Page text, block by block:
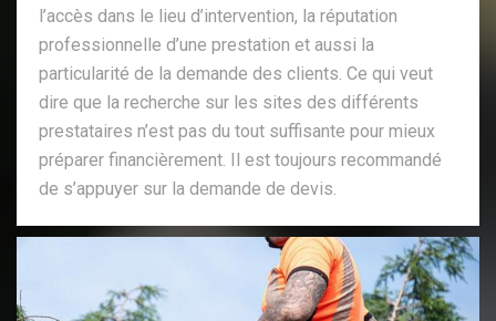
l’accès dans le lieu d’intervention, la réputation
professionnelle d’une prestation et aussi la
particularité de la demande des clients. Ce qui veut
dire que la recherche sur les sites des différents
prestataires n’est pas du tout suffisante pour mieux
préparer financièrement. Il est toujours recommandé
de s’appuyer sur la demande de devis.